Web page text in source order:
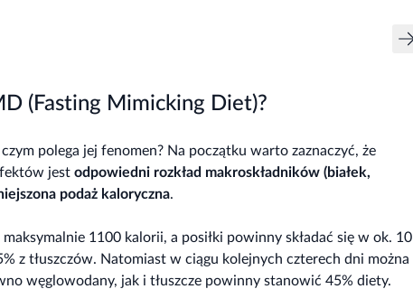
(Fasting Mimicking Diet)?
polega jej fenomen? Na początku warto zaznaczyć, że
jest odpowiedni rozkład makroskładników (białek,
podaż kaloryczna.
1100 kalorii, a posiłki powinny składać się w ok. 10
z tłuszczów. Natomiast w ciągu kolejnych czterech dni można
węglowodany, jak i tłuszcze powinny stanowić 45% diety.